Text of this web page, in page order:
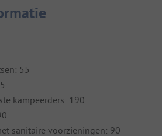
55
kampeerders: 190
sanitaire voorzieningen: 90